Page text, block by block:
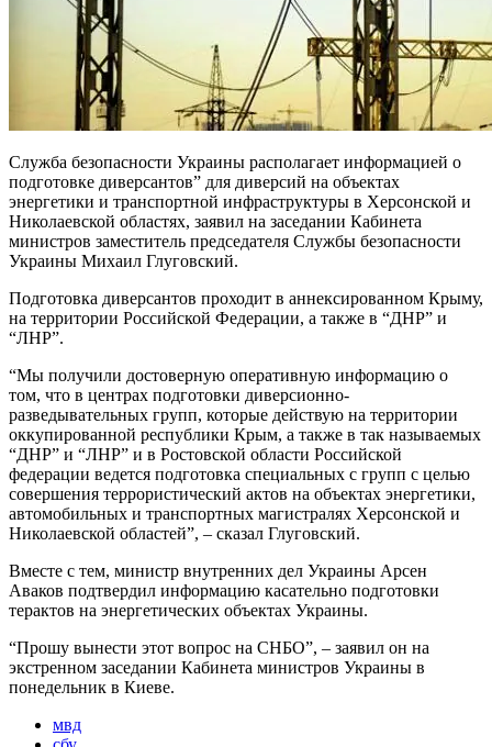
Служба безопасности Украины располагает информацией о
подготовке диверсантов” для диверсий на объектах
энергетики и транспортной инфраструктуры в Херсонской и
Николаевской областях, заявил на заседании Кабинета
министров заместитель председателя Службы безопасности
Украины Михаил Глуговский.
Подготовка диверсантов проходит в аннексированном Крыму,
на территории Российской Федерации, а также в “ДНР” и
“ЛНР”.
“Мы получили достоверную оперативную информацию о
том, что в центрах подготовки диверсионно-
разведывательных групп, которые действую на территории
оккупированной республики Крым, а также в так называемых
“ДНР” и “ЛНР” и в Ростовской области Российской
федерации ведется подготовка специальных с групп с целью
совершения террористический актов на объектах энергетики,
автомобильных и транспортных магистралях Херсонской и
Николаевской областей”, – сказал Глуговский.
Вместе с тем, министр внутренних дел Украины Арсен
Аваков подтвердил информацию касательно подготовки
терактов на энергетических объектах Украины.
“Прошу вынести этот вопрос на СНБО”, – заявил он на
экстренном заседании Кабинета министров Украины в
понедельник в Киеве.
мвд